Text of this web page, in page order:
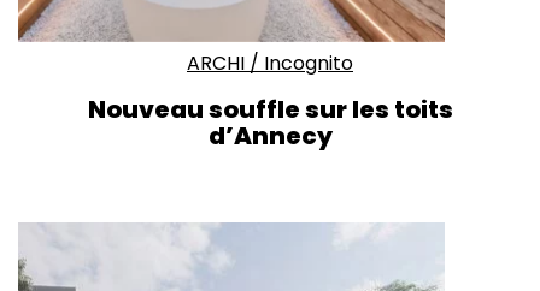
ARCHI / Incognito
Nouveau souffle sur les toits
d’Annecy